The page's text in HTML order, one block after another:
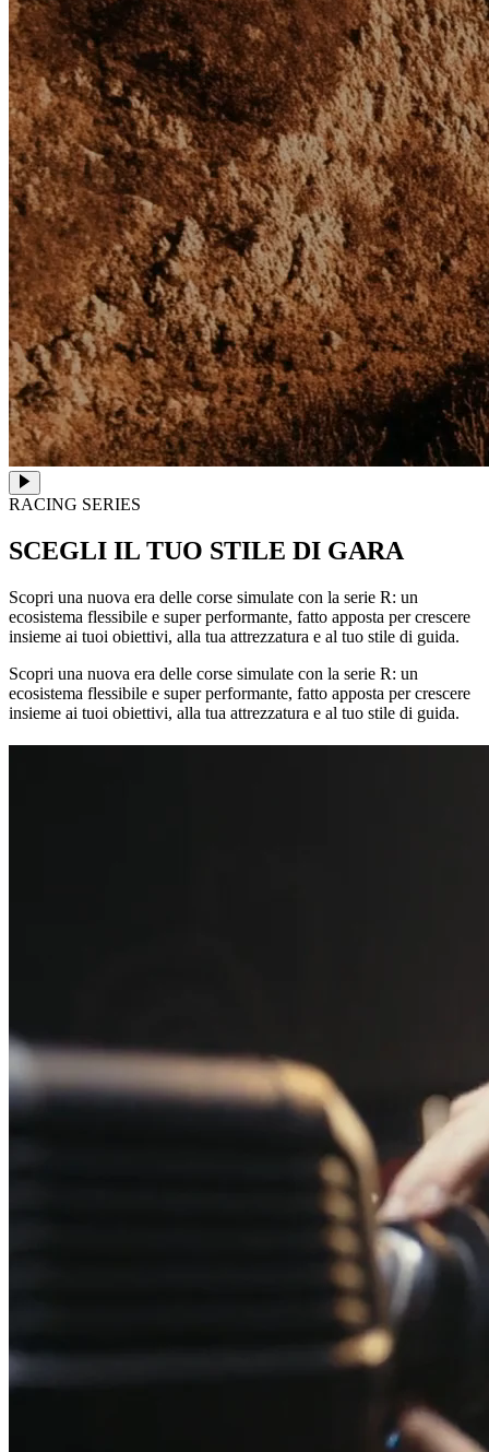
RACING SERIES
SCEGLI IL TUO STILE DI GARA
Scopri una nuova era delle corse simulate con la serie R: un
ecosistema flessibile e super performante, fatto apposta per crescere
insieme ai tuoi obiettivi, alla tua attrezzatura e al tuo stile di guida.
Scopri una nuova era delle corse simulate con la serie R: un
ecosistema flessibile e super performante, fatto apposta per crescere
insieme ai tuoi obiettivi, alla tua attrezzatura e al tuo stile di guida.